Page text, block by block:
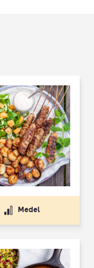
Medel